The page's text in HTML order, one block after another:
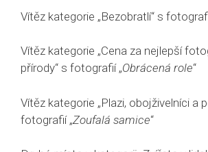
Vítěz kategorie „Bezobratlí“ s
Vítěz kategorie „Cena za nejlepší
přírody“ s fotografií „Obrácená role“
Vítěz kategorie „Plazi, obojživelníci a
fotografií „Zoufalá samice“